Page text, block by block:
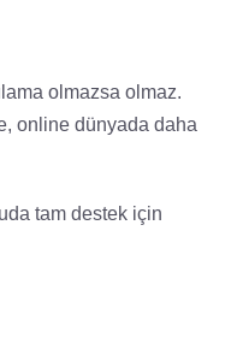
olmazsa olmaz.
online dünyada daha
tam destek için